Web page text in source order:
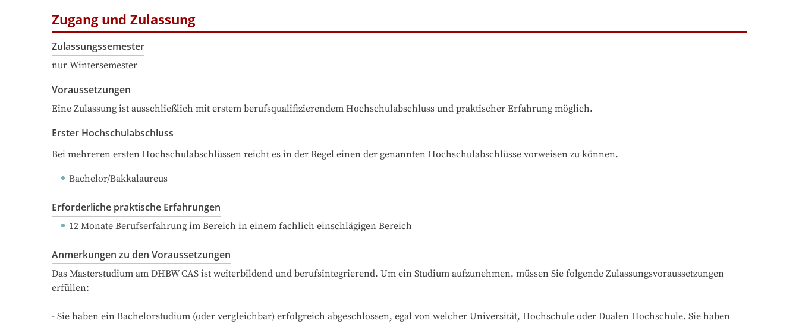
Zugang und Zulassung
Zulassungssemester
nur Wintersemester
Voraussetzungen
Eine Zulassung ist ausschließlich mit erstem berufsqualifizierendem Hochschulabschluss und praktischer Erfahrung möglich.
Erster Hochschulabschluss
Bei mehreren ersten Hochschulabschlüssen reicht es in der Regel einen der genannten Hochschulabschlüsse vorweisen zu können.
Bachelor/Bakkalaureus
Erforderliche praktische Erfahrungen
12 Monate Berufserfahrung im Bereich in einem fachlich einschlägigen Bereich
Anmerkungen zu den Voraussetzungen
Das Masterstudium am DHBW CAS ist weiterbildend und berufsintegrierend. Um ein Studium aufzunehmen, müssen Sie folgende Zulassungsvoraussetzungen
erfüllen:
- Sie haben ein Bachelorstudium (oder vergleichbar) erfolgreich abgeschlossen, egal von welcher Universität, Hochschule oder Dualen Hochschule. Sie haben